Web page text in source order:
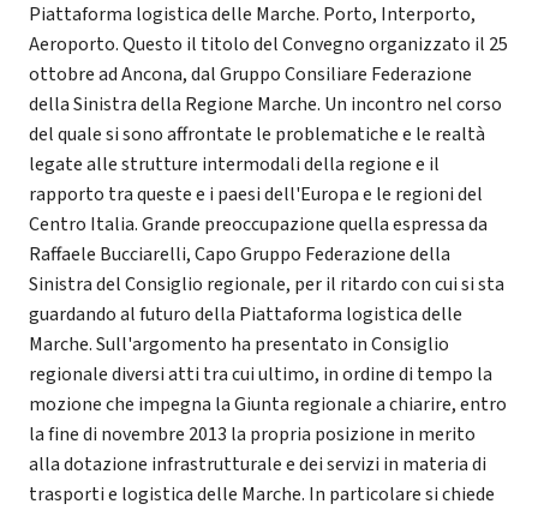
Piattaforma logistica delle Marche. Porto, Interporto,
Aeroporto. Questo il titolo del Convegno organizzato il 25
ottobre ad Ancona, dal Gruppo Consiliare Federazione
della Sinistra della Regione Marche. Un incontro nel corso
del quale si sono affrontate le problematiche e le realtà
legate alle strutture intermodali della regione e il
rapporto tra queste e i paesi dell'Europa e le regioni del
Centro Italia. Grande preoccupazione quella espressa da
Raffaele Bucciarelli, Capo Gruppo Federazione della
Sinistra del Consiglio regionale, per il ritardo con cui si sta
guardando al futuro della Piattaforma logistica delle
Marche. Sull'argomento ha presentato in Consiglio
regionale diversi atti tra cui ultimo, in ordine di tempo la
mozione che impegna la Giunta regionale a chiarire, entro
la fine di novembre 2013 la propria posizione in merito
alla dotazione infrastrutturale e dei servizi in materia di
trasporti e logistica delle Marche. In particolare si chiede